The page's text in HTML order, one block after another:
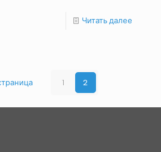
Читать далее
1 2